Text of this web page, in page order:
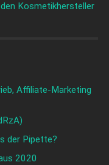
Kosmetikhersteller
Affiliate-Marketing
der Pipette?
2020